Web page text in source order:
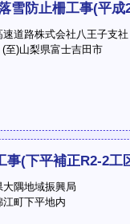
雪防止柵工事(平成
道路株式会社八王子支社
)山梨県富士吉田市
事(下平補正R2-2工
隅地域振興局
町下平地内